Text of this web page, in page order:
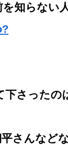
知らない
さったの
さんなど